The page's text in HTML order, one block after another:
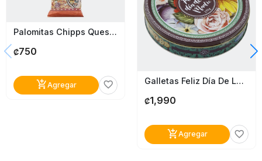
Palomitas Chipps Queso Cheddar 85G
₡750
add_shopping_cartAgregar favorite_border Galletas Feliz Día De La Madre Flores Café Cremica 270G
₡1,990
add_shopping_cartAgregar favorite_border